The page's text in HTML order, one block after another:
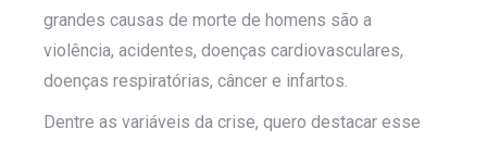
grandes causas de morte de homens são a
violência, acidentes, doenças cardiovasculares,
doenças respiratórias, câncer e infartos.
Dentre as variáveis da crise, quero destacar esse